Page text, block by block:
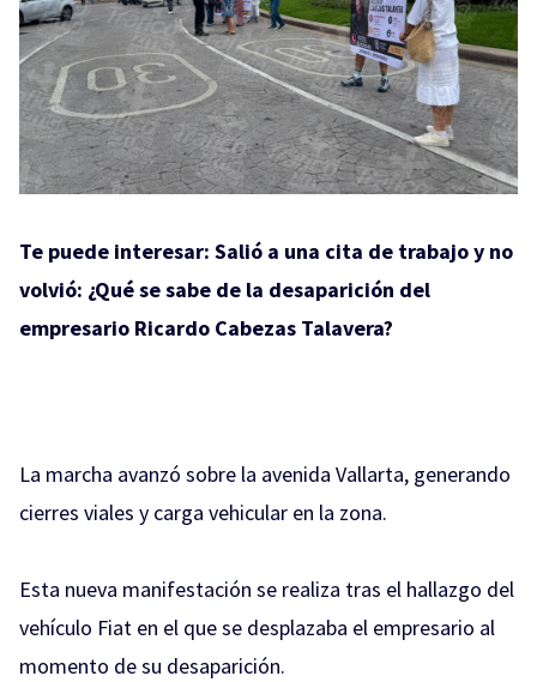
Te puede interesar: Salió a una cita de trabajo y no
volvió: ¿Qué se sabe de la desaparición del
empresario Ricardo Cabezas Talavera?
La marcha avanzó sobre la avenida Vallarta, generando
cierres viales y carga vehicular en la zona.
Esta nueva manifestación se realiza tras el hallazgo del
vehículo Fiat en el que se desplazaba el empresario al
momento de su desaparición.